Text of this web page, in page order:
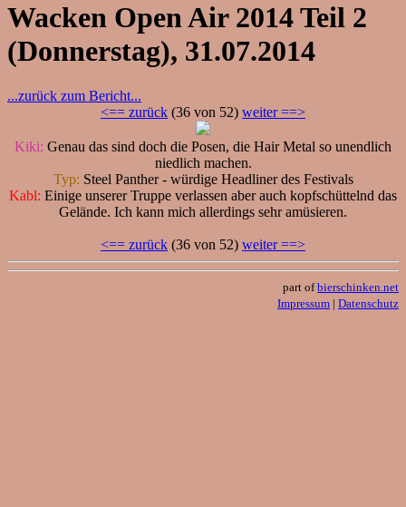
Wacken Open Air 2014 Teil 2
(Donnerstag), 31.07.2014
...zurück zum Bericht...
<== zurück (36 von 52) weiter ==>
Kiki: Genau das sind doch die Posen, die Hair Metal so unendlich
niedlich machen.
Typ: Steel Panther - würdige Headliner des Festivals
Kabl: Einige unserer Truppe verlassen aber auch kopfschüttelnd das
Gelände. Ich kann mich allerdings sehr amüsieren.
<== zurück (36 von 52) weiter ==>
part ofbierschinken.net
Impressum | Datenschutz